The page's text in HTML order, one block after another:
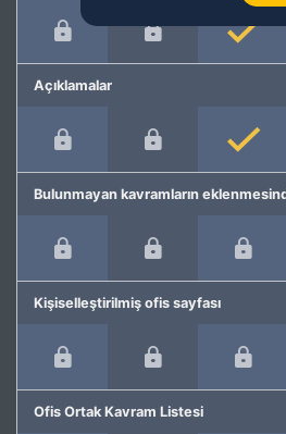
Açıklamalar
Bulunmayan kavramların
Kişiselleştirilmiş ofis sayfası
Ofis Ortak Kavram Listesi